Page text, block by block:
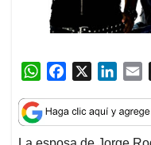
W
a
t
c
e
n
k
a
i